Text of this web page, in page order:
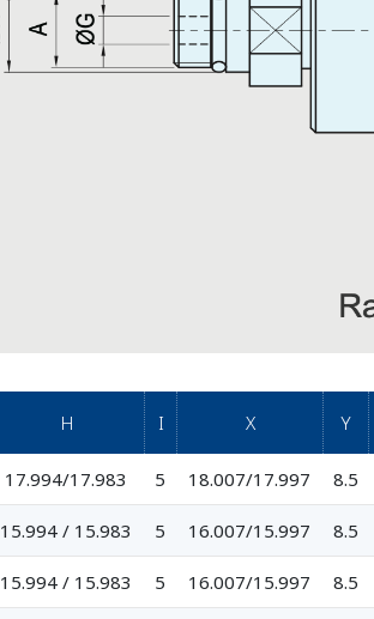
H I X Y
17.994/17.983 5 18.007/17.997 8.5
15.994 / 15.983 5 16.007/15.997 8.5
15.994 / 15.983 5 16.007/15.997 8.5